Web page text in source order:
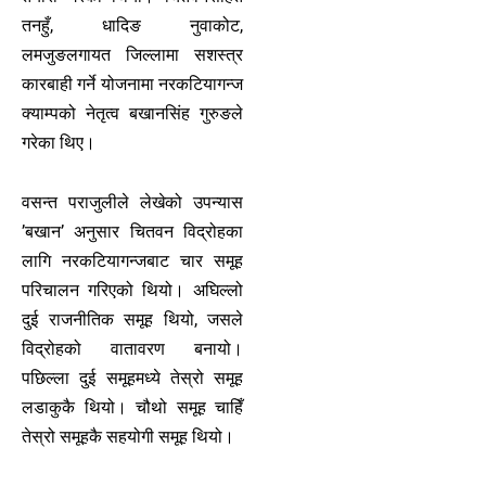
तनहुँ, धादिङ नुवाकोट,
लमजुङलगायत जिल्लामा सशस्त्र
कारबाही गर्ने योजनामा नरकटियागन्ज
क्याम्पको नेतृत्व बखानसिंह गुरुङले
गरेका थिए।
वसन्त पराजुलीले लेखेको उपन्यास
’बखान’ अनुसार चितवन विद्रोहका
लागि नरकटियागन्जबाट चार समूह
परिचालन गरिएको थियो। अघिल्लो
दुई राजनीतिक समूह थियो, जसले
विद्रोहको वातावरण बनायो।
पछिल्ला दुई समूहमध्ये तेस्रो समूह
लडाकुकै थियो। चौथो समूह चाहिँ
तेस्रो समूहकै सहयोगी समूह थियो।